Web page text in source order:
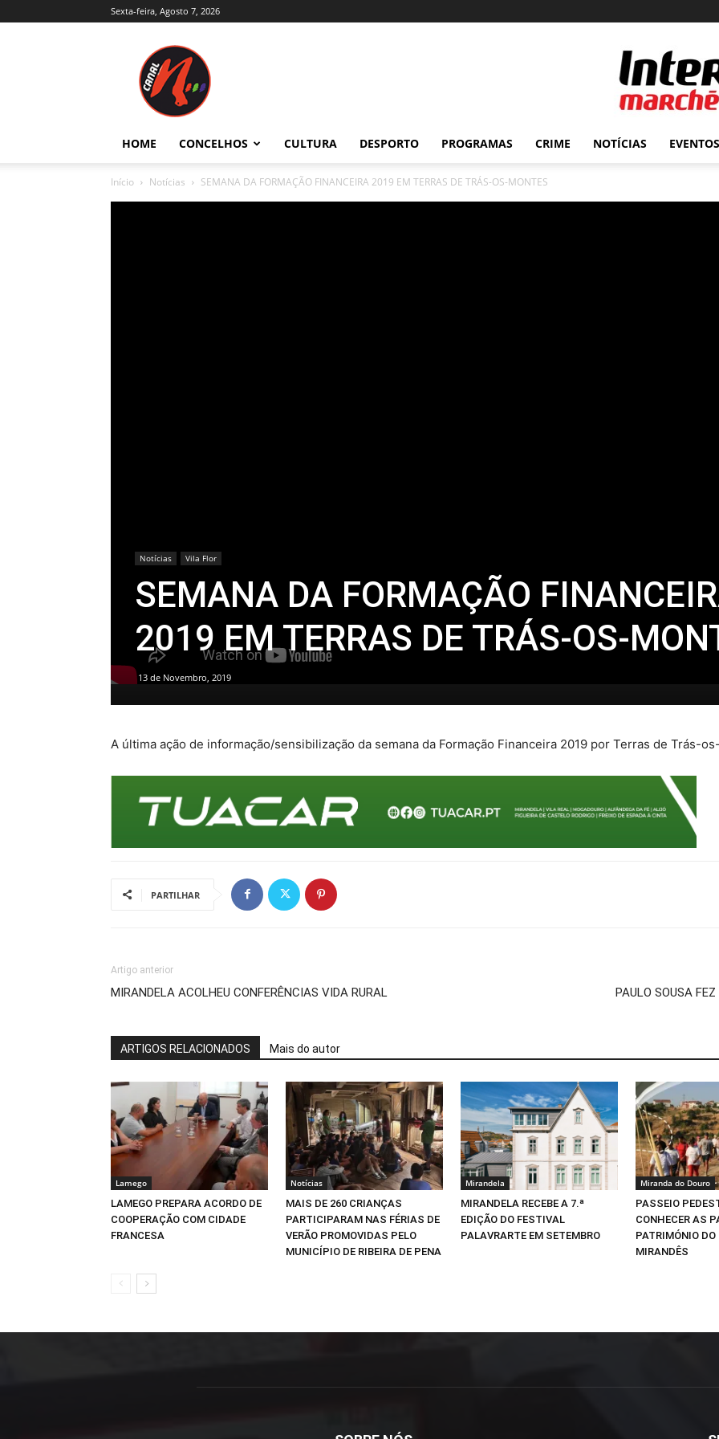
Sexta-feira, Agosto 7, 2026
Trás-
e
Alto
HOME CONCELHOS CULTURA DESPORTO PROGRAMAS CRIME NOTÍCIAS EVENTOS
Início Notícias SEMANA DA FORMAÇÃO FINANCEIRA 2019 EM TERRAS DE TRÁS-OS-MONTES
Notícias Vila Flor
SEMANA DA FORMAÇÃO
2019 EM TERRAS DE TRÁS-OS-
13 de Novembro, 2019
A última ação de informação/sensibilização da semana da Formação Financeira 2019 por Terras de Trás-
PARTILHAR
Artigo anterior
MIRANDELA ACOLHEU CONFERÊNCIAS VIDA RURAL PAULO SOUSA
ARTIGOS RELACIONADOS Mais do autor
Lamego
LAMEGO PREPARA ACORDO DE
COOPERAÇÃO COM CIDADE
FRANCESA
Notícias
MAIS DE 260 CRIANÇAS
PARTICIPARAM NAS FÉRIAS DE
VERÃO PROMOVIDAS PELO
MUNICÍPIO DE RIBEIRA DE PENA
Mirandela
MIRANDELA RECEBE A 7.ª
EDIÇÃO DO FESTIVAL
PALAVRARTE EM SETEMBRO
Miranda do Douro
PASSEIO
CONHECER AS
PATRIMÓNIO
MIRANDÊS